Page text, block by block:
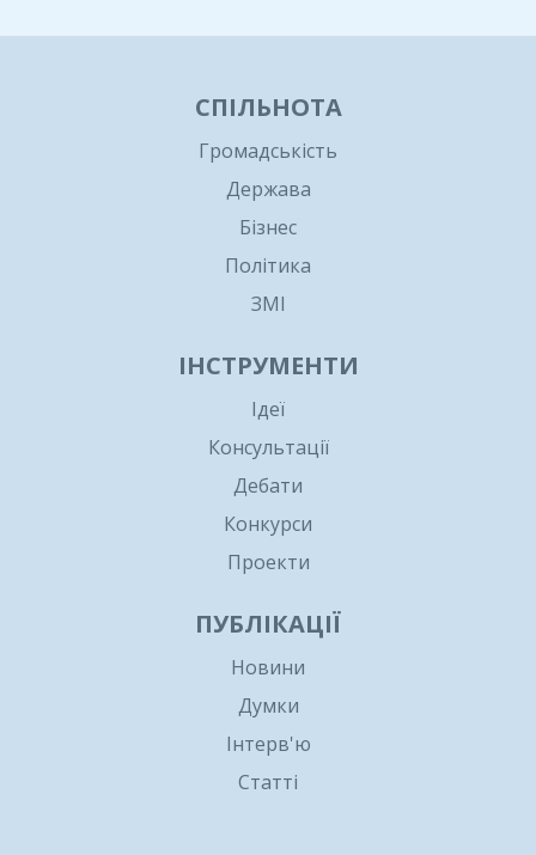
СПІЛЬНОТА
Громадськість
Держава
Бізнес
Політика
ЗМІ
ІНСТРУМЕНТИ
Ідеї
Консультації
Дебати
Конкурси
Проекти
ПУБЛІКАЦІЇ
Новини
Думки
Інтерв'ю
Статті